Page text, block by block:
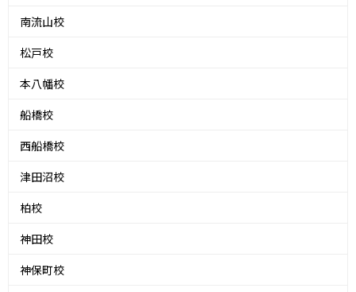
南流山校
松戸校
本八幡校
船橋校
西船橋校
津田沼校
柏校
神田校
神保町校